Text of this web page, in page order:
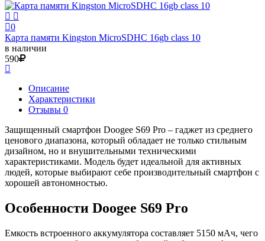
0
Карта памяти Kingston MicroSDHC 16gb class 10
в наличии
590
Описание
Характеристики
Отзывы 0
Защищенный смартфон Doogee S69 Pro – гаджет из среднего
ценового диапазона, который обладает не только стильным
дизайном, но и внушительными техническими
характеристиками. Модель будет идеальной для активных
людей, которые выбирают себе производительный смартфон с
хорошей автономностью.
Особенности Doogee S69 Pro
Емкость встроенного аккумулятора составляет 5150 мАч, чего